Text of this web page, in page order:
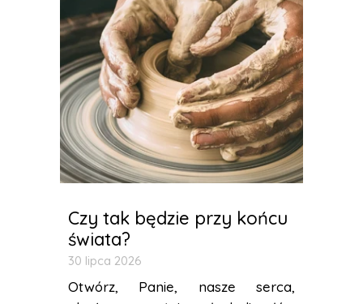
Czy tak będzie przy końcu
świata?
30 lipca 2026
Otwórz, Panie, nasze serca,